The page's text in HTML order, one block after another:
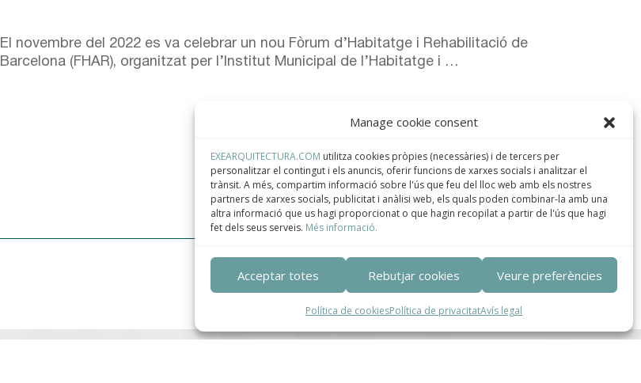
Manage cookie consent
EXEARQUITECTURA.COM utilitza cookies pròpies (necessàries) i de tercers per
personalitzar el contingut i els anuncis, oferir funcions de xarxes socials i analitzar el
trànsit. A més, compartim informació sobre l'ús que feu del lloc web amb els nostres
partners de xarxes socials, publicitat i anàlisi web, els quals poden combinar-la amb una
altra informació que us hagi proporcionat o que hagin recopilat a partir de l'ús que hagi
fet dels seus serveis. Més informació.
Acceptar totes Rebutjar cookies Veure preferències
Política de cookiesPolítica de privacitatAvís legal
El novembre del 2022 es va celebrar un nou Fòrum d’Habitatge i Rehabilitació de
Barcelona (FHAR), organitzat per l’Institut Municipal de l’Habitatge i …
Read More